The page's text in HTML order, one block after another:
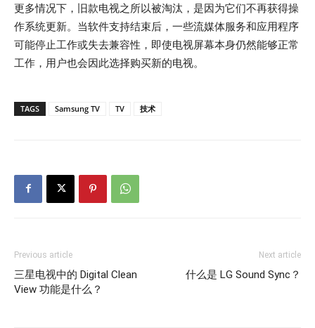
更多情况下，旧款电视之所以被淘汰，是因为它们不再获得操
作系统更新。当软件支持结束后，一些流媒体服务和应用程序
可能停止工作或失去兼容性，即使电视屏幕本身仍然能够正常
工作，用户也会因此选择购买新的电视。
TAGS Samsung TV TV 技术
Previous article
三星电视中的 Digital Clean
View 功能是什么？
Next article
什么是 LG Sound Sync？